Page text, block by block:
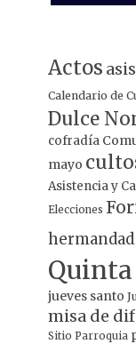
Actos
Calendario de
Dulce
cofradía
mayo
Asistencia y
Elecciones
hermandad
jueves santo
misa de
Sitio Parroquia